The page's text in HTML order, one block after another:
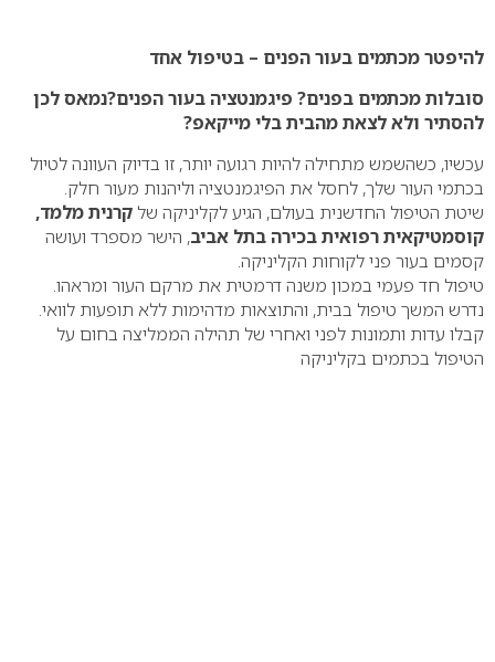
להיפטר מכתמים בעור הפנים – בטיפול אחד
סובלות מכתמים בפנים? פיגמנטציה בעור הפנים?נמאס לכן
להסתיר ולא לצאת מהבית בלי מייקאפ?
עכשיו, כשהשמש מתחילה להיות רגועה יותר, זו בדיוק העוונה לטיול
בכתמי העור שלך, לחסל את הפיגמנטציה וליהנות מעור חלק.
שיטת הטיפול החדשנית בעולם, הגיע לקליניקה שלקרנית מלמד,
קוסמטיקאית רפואית בכירה בתל אביב, הישר מספרד ועושה
קסמים בעור פני לקוחות הקליניקה.
טיפול חד פעמי במכון משנה דרמטית את מרקם העור ומראהו.
נדרש המשך טיפול בבית, והתוצאות מדהימות ללא תופעות לוואי.
קבלו עדות ותמונות לפני ואחרי של תהילה הממליצה בחום על
הטיפול בכתמים בקליניקה